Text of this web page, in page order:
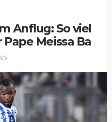
Anflug: So viel
Meissa Ba